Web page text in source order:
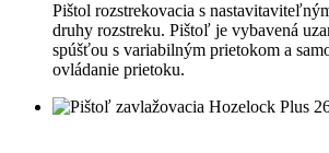
Pištol rozstrekovacia s
druhy rozstreku. Pištoľ je vybavená
spúšťou s variabilným prietokom a
ovládanie prietoku.